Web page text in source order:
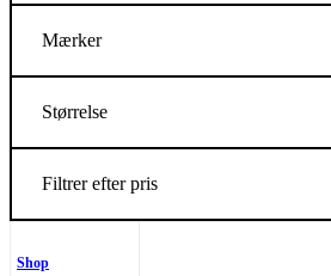
Mærker
Størrelse
Filtrer efter pris
Shop